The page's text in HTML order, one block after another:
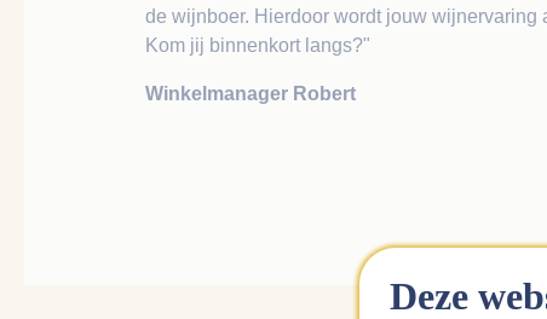
de wijnboer. Hierdoor wordt jouw wijnervaring
Kom jij binnenkort langs?"
Winkelmanager Robert
Deze